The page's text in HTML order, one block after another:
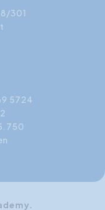
301
5724